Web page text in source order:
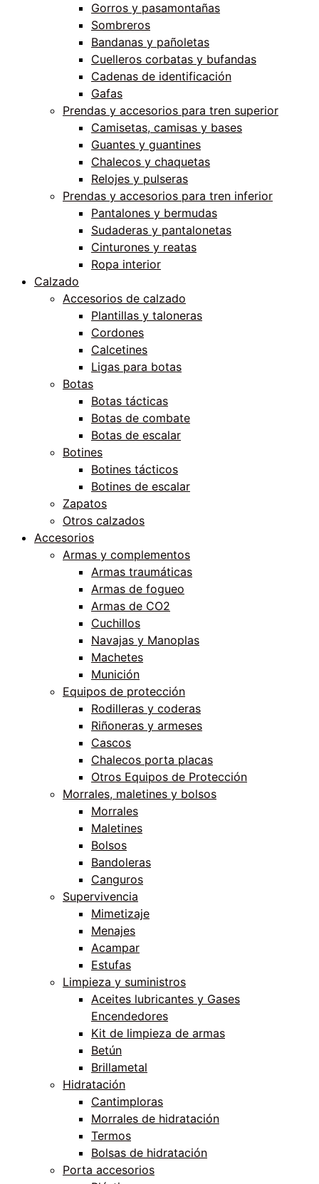
Gorros y pasamontañas
Sombreros
Bandanas y pañoletas
Cuelleros corbatas y bufandas
Cadenas de identificación
Gafas
Prendas y accesorios para tren superior
Camisetas, camisas y bases
Guantes y guantines
Chalecos y chaquetas
Relojes y pulseras
Prendas y accesorios para tren inferior
Pantalones y bermudas
Sudaderas y pantalonetas
Cinturones y reatas
Ropa interior
Calzado
Accesorios de calzado
Plantillas y taloneras
Cordones
Calcetines
Ligas para botas
Botas
Botas tácticas
Botas de combate
Botas de escalar
Botines
Botines tácticos
Botines de escalar
Zapatos
Otros calzados
Accesorios
Armas y complementos
Armas traumáticas
Armas de fogueo
Armas de CO2
Cuchillos
Navajas y Manoplas
Machetes
Munición
Equipos de protección
Rodilleras y coderas
Riñoneras y armeses
Cascos
Chalecos porta placas
Otros Equipos de Protección
Morrales, maletines y bolsos
Morrales
Maletines
Bolsos
Bandoleras
Canguros
Supervivencia
Mimetizaje
Menajes
Acampar
Estufas
Limpieza y suministros
Aceites lubricantes y Gases
Encendedores
Kit de limpieza de armas
Betún
Brillametal
Hidratación
Cantimploras
Morrales de hidratación
Termos
Bolsas de hidratación
Porta accesorios